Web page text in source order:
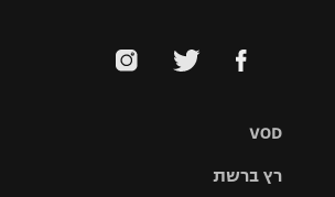
VOD
רץ ברשת